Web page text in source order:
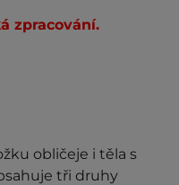
zpracování.
obličeje i těla s
tři druhy